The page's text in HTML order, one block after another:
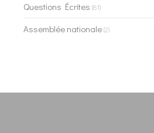
Questions Écrites (81)
Assemblée nationale(2)